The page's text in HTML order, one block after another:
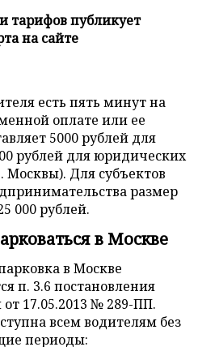
тарифов публикует
на сайте
есть пять минут на
оплате или ее
5000 рублей для
рублей для юридических
Москвы). Для субъектов
размер
000 рублей.
в Москве
в Москве
п. 3.6 постановления
17.05.2013 № 289-ПП.
всем водителям без
периоды: